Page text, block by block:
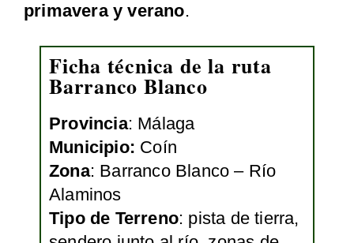
primavera y verano.
Ficha técnica de la ruta
Barranco Blanco
Provincia: Málaga
Municipio: Coín
Zona: Barranco Blanco – Río
Alaminos
Tipo de Terreno: pista de tierra,